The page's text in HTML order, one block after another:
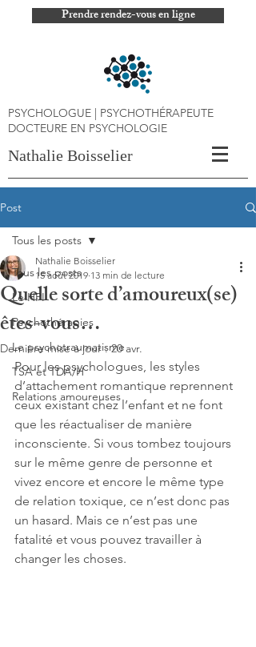
Prendre rendez-vous en ligne
PSYCHOLOGUE | PSYCHOTHÉRAPEUTE
DOCTEURE EN PSYCHOLOGIE
Nathalie Boisselier
Post
Tous les posts
Le HPI
Psychothérapies
Le psychotraumatisme
TSA et TDA/H
Relations amoureuses
Tous les posts
Quelle sorte d’amoureux(se)
êtes-vous…
Nathalie Boisselier
15 août 2019 13 min de lecture
Dernière mise à jour :20 avr.
Pour les psychologues, les styles
d’attachement romantique reprennent
ceux existant chez l’enfant et ne font
que les réactualiser de manière
inconsciente. Si vous tombez toujours
sur le même genre de personne et
vivez encore et encore le même type
de relation toxique, ce n’est donc pas
un hasard. Mais ce n’est pas une
fatalité et vous pouvez travailler à
changer les choses.